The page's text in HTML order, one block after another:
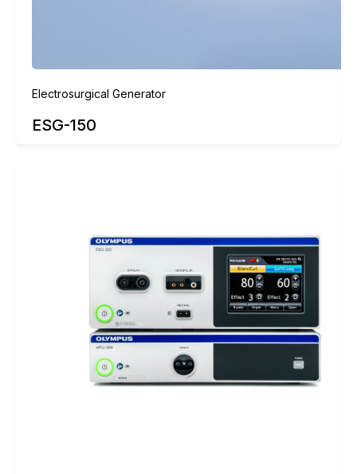
Electrosurgical Generator
ESG-150